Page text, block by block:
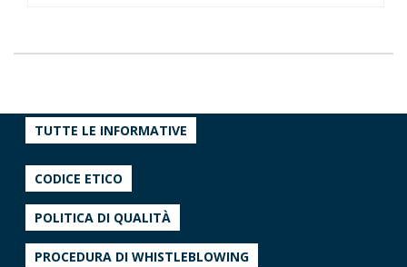
TUTTE LE INFORMATIVE
CODICE ETICO
POLITICA DI QUALITÀ
PROCEDURA DI WHISTLEBLOWING